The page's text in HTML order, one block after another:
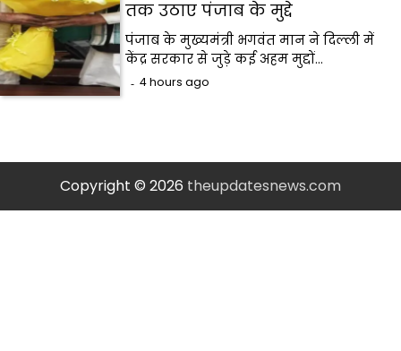
तक उठाए पंजाब के मुद्दे
पंजाब के मुख्यमंत्री भगवंत मान ने दिल्ली में
केंद्र सरकार से जुड़े कई अहम मुद्दों…
4 hours ago
Copyright © 2026 theupdatesnews.com